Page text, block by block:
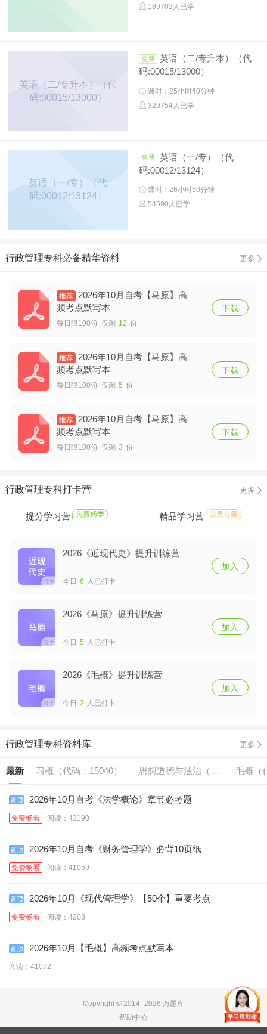
189702人已学
英语（二/专升本）（代
码:00015/13000）
英语（二/专升本）（代
码:00015/13000）
课时：25小时40分钟
329754人已学
英语（一/专）（代
码:00012/13124）
英语（一/专）（代
码:00012/13124）
课时：26小时50分钟
54590人已学
行政管理专科必备精华资料 更多
2026年10月自考【马原】高
频考点默写本
每日限100份 仅剩 12 份
下载
2026年10月自考【马原】高
频考点默写本
每日限100份 仅剩 5 份
下载
2026年10月自考【马原】高
频考点默写本
每日限100份 仅剩 3 份
下载
行政管理专科打卡营 更多
提分学习营 精品学习营
2026《近现代史》提升训练营
今日 6 人已打卡
加入
2026《马原》提升训练营
今日 5 人已打卡
加入
2026《毛概》提升训练营
今日 2 人已打卡
加入
行政管理专科资料库 更多
最新 习概（代码：15040） 思想道德与法治（代
码:15042）
毛概（
2026年10月自考《法学概论》章节必考题
免费畅看 阅读：43190
2026年10月自考《财务管理学》必背10页纸
免费畅看 阅读：41059
2026年10月《现代管理学》【50个】重要考点
免费畅看 阅读：4208
2026年10月【毛概】高频考点默写本
阅读：41072
Copyright © 2014- 2026 万题库
帮助中心